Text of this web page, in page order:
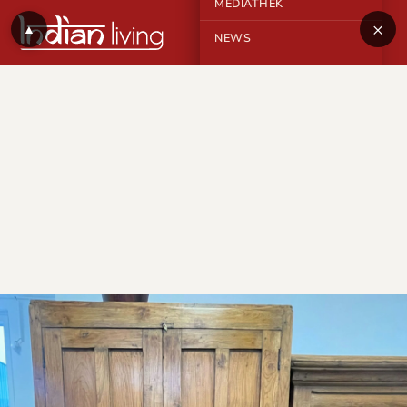
MEDIATHEK
NEWS ×
▲